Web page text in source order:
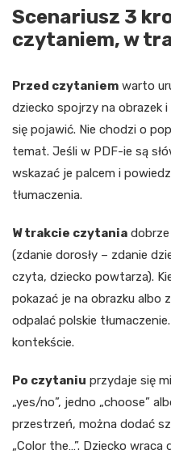
Scenariusz 3
czytaniem, w
Przed czytaniem warto
dziecko spojrzy na obrazek
się pojawić. Nie chodzi o
temat. Jeśli w PDF-ie są
wskazać je palcem i
tłumaczenia.
W trakcie czytania
(zdanie dorosły – zdanie
czyta, dziecko powtarza).
pokazać je na obrazku albo
odpalać polskie
kontekście.
Po czytaniu przydaje się
„yes/no”, jedno „choose”
przestrzeń, można dodać
„Color the…”. Dziecko wraca